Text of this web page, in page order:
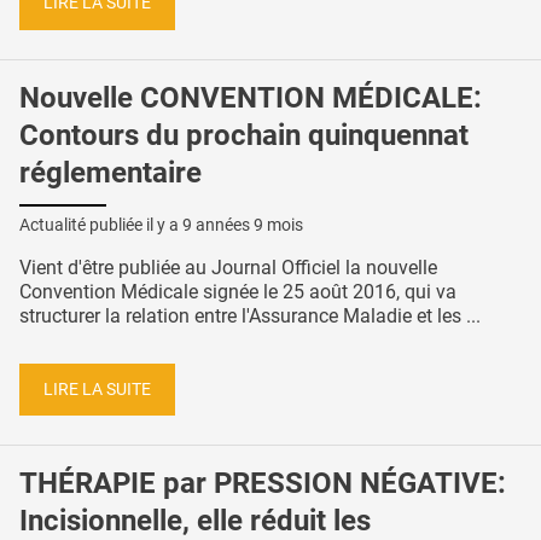
Nouvelle CONVENTION MÉDICALE:
Contours du prochain quinquennat
réglementaire
Actualité publiée il y a 9 années 9 mois
Vient d'être publiée au Journal Officiel la nouvelle
Convention Médicale signée le 25 août 2016, qui va
structurer la relation entre l'Assurance Maladie et les ...
LIRE LA SUITE
THÉRAPIE par PRESSION NÉGATIVE:
Incisionnelle, elle réduit les